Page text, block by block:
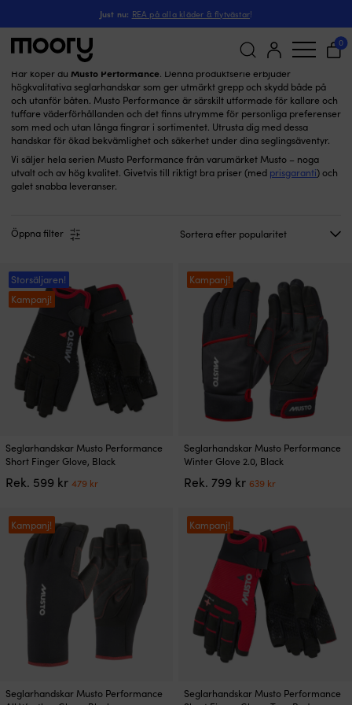
Just nu: REA på alla kläder & flytvästar!
Sök
efter:
0
Musto Performance (10)
Här köper du Musto Performance. Denna produktserie erbjuder
högkvalitativa seglarhandskar som ger utmärkt grepp och skydd både på
och utanför båten. Musto Performance är särskilt utformade för kallare och
tuffare väderförhållanden och det finns utrymme för personliga preferenser
som med och utan långa fingrar i sortimentet. Utrusta dig med dessa
handskar för ökad bekvämlighet och säkerhet under dina seglingsäventyr.
Vi säljer hela serien Musto Performance från varumärket Musto – noga
utvalt och av hög kvalitet. Givetvis till riktigt bra priser (med prisgaranti) och
galet snabba leveranser.
Öppna filter
Storsäljaren!
Kampanj!
Den
här
produkten
har
varianter.
De
olika
produktsidan
Seglarhandskar Musto Performance
Short Finger Glove, Black
Rek. 599 krDet
var:
599 kr.
479 krDet
är:
479 kr.
Kampanj!
Den
här
har
varianter.
De
alternativen
väljas
produktsidan
Seglarhandskar Musto Performance
Winter Glove 2.0, Black
Rek. 799 kr Det
var:
799 kr.
639 krDet
är:
639 kr.
Kampanj!
DenSeglarhandskar Musto Performance
Kampanj!
Den
Seglarhandskar Musto Performance